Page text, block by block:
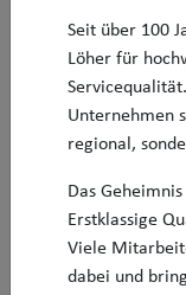
Seit über 100
Löher für
Unternehmen
regional,
Das
Erstklassige
Viele
dabei und